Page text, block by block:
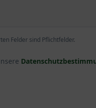
Felder sind Pflichtfelder.